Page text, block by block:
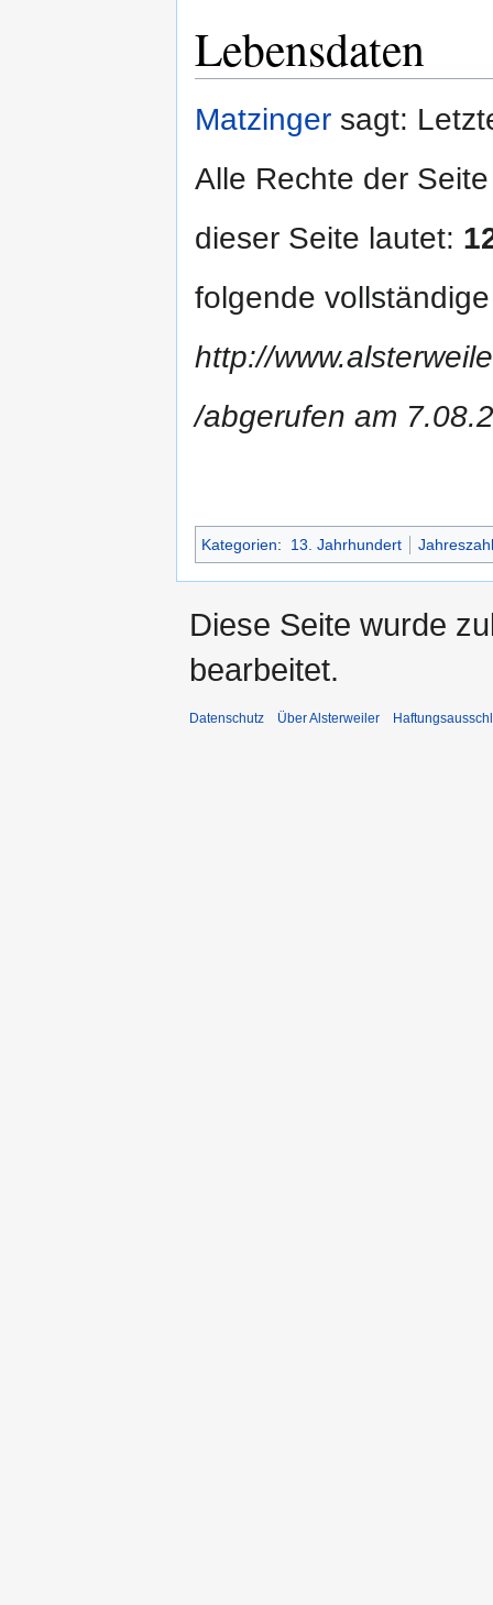
Lebensdaten
Matzinger sagt:
Alle Rechte der
dieser Seite lautet:
folgende
http://
/abgerufen am
Kategorien: 13. Jahrhundert Jahreszahl
Diese Seite wurde
bearbeitet.
Datenschutz Über Alsterweiler